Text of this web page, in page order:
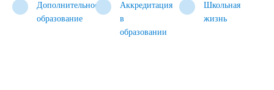
Дополнительное
образование
Аккредитация
в
образовании
Школьная
жизнь